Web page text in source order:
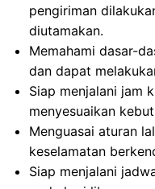
pengiriman
diutamakan.
Memahami dasar-
dan dapat
Siap menjalani jam
menyesuaikan
Menguasai aturan
keselamatan
Siap menjalani